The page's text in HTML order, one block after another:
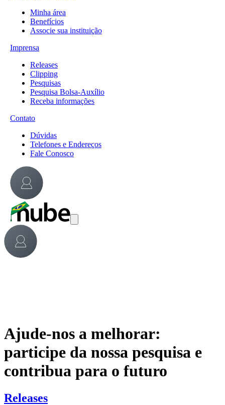
Minha área
Benefícios
Associe sua instituição
Imprensa
Releases
Clipping
Pesquisas
Pesquisa Bolsa-Auxílio
Receba informações
Contato
Dúvidas
Telefones e Endereços
Fale Conosco
Ajude-nos a melhorar:
participe da nossa pesquisa e
contribua para o futuro
Releases